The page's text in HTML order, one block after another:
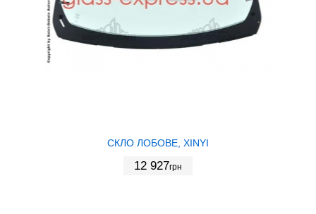
СКЛО ЛОБОВЕ, XINYI
12 927грн